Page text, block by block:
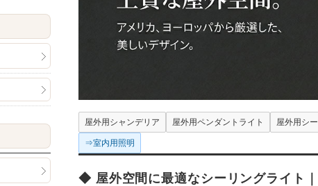
屋外用シャンデリア 屋外用ペンダントライト 屋外用シ
⇒室内用照明
◆ 屋外空間に最適なシーリングライト